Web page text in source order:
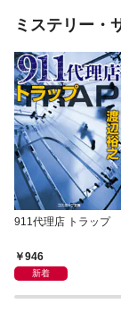
ミステリー・
911代理店 トラップ
946
新着